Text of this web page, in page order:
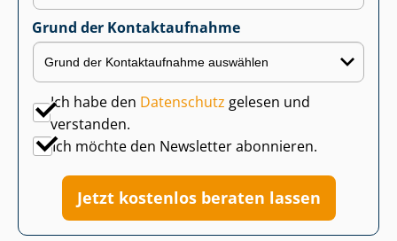
Grund der Kontaktaufnahme
Ich habe den Datenschutz gelesen und
verstanden.
Ich möchte den Newsletter abonnieren.
Jetzt kostenlos beraten lassen